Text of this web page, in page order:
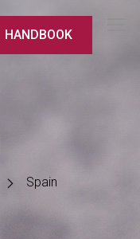
HANDBOOK
Spain